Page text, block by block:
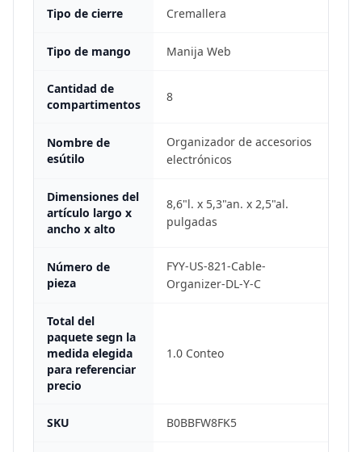
Tipo de cierre Cremallera
Tipo de mango Manija Web
Cantidad de
compartimentos
8
Nombre de
esútilo
Organizador de accesorios
electrónicos
Dimensiones del
artículo largo x
ancho x alto
8,6"l. x 5,3"an. x 2,5"al.
pulgadas
Número de
pieza
FYY-US-821-Cable-
Organizer-DL-Y-C
Total del
paquete segn la
medida elegida
para referenciar
precio
1.0 Conteo
SKU B0BBFW8FK5